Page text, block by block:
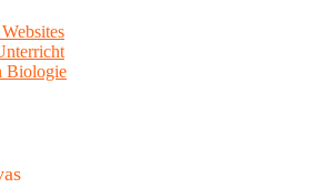
Biologie